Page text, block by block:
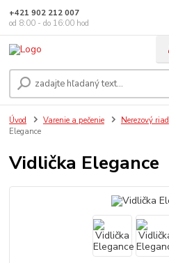
+421 902 212 007
od 8:00 - do 16:00 hod
Úvod Varenie a pečenie Nerezový riad
Elegance
Vidlička Elegance